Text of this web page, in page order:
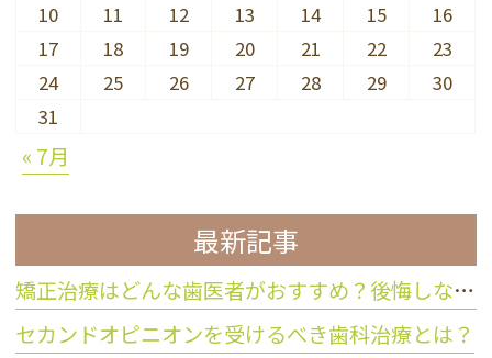
10
11 12 13 14 15
16
17
18 19 20 21 22
23
24
25 26 27 28 29
30
31
« 7月
最新記事
矯正治療はどんな歯医者がおすすめ？後悔しない歯科医院の選び方
セカンドオピニオンを受けるべき歯科治療とは？